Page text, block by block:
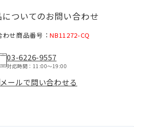
についてのお問い合わせ
わせ商品番号：NB11272-CQ
03-6226-9557
対応時間：11:00〜19:00
メールで問い合わせる